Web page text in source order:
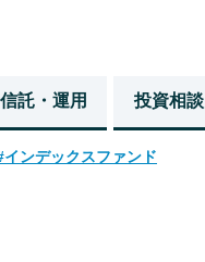
託・運用 投資相談
インデックスファンド